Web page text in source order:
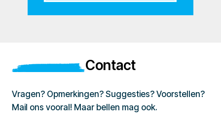
Contact
Vragen? Opmerkingen? Suggesties? Voorstellen?
Mail ons vooral! Maar bellen mag ook.